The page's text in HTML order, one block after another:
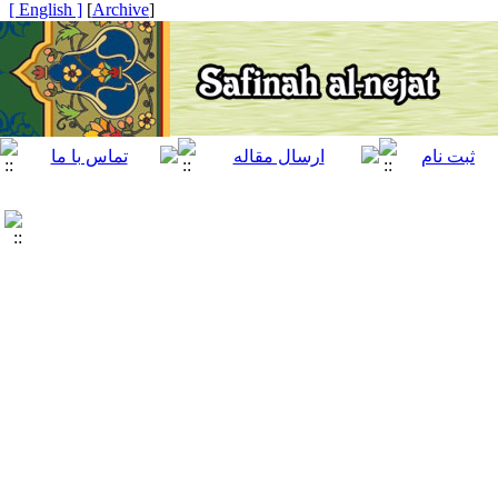
[
Archive
]
[ English ]